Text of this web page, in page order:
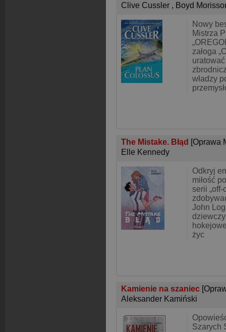
Clive Cussler , Boyd
Nowy
Mistrza
załoga
władzy
The Mistake. Błąd [Oprawa
Elle Kennedy
Odkryj
miłość
serii
John
życ
Kamienie na szaniec
Aleksander Kamiński
Szarych